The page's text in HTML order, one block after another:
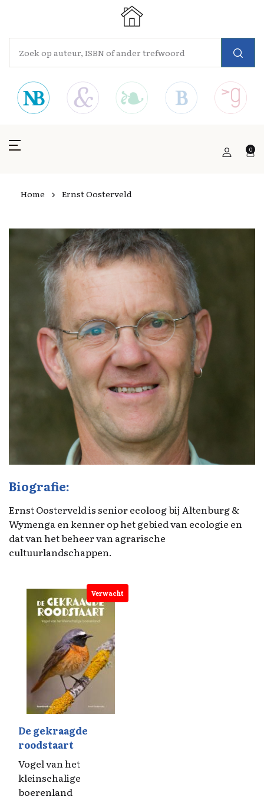
0
Home Ernst Oosterveld
Biografie:
Ernst Oosterveld is senior ecoloog bij Altenburg &
Wymenga en kenner op het gebied van ecologie en
dat van het beheer van agrarische
cultuurlandschappen.
Verwacht
De gekraagde
roodstaart
Vogel van het
kleinschalige
boerenland